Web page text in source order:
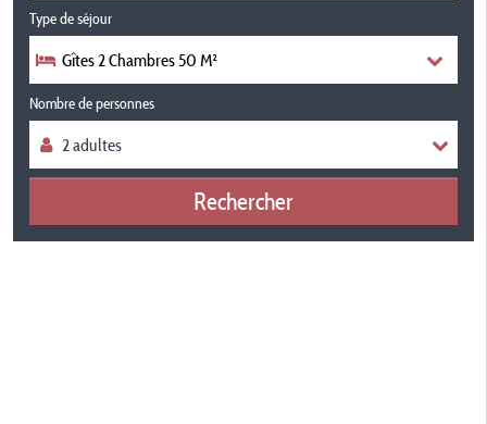
Type de séjour
Gîtes 2 Chambres 50 M²
Nombre de personnes
Rechercher